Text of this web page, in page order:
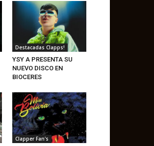
Destacadas Clapps!
YSY A PRESENTA SU
NUEVO DISCO EN
BIOCERES
Clapper Fan's